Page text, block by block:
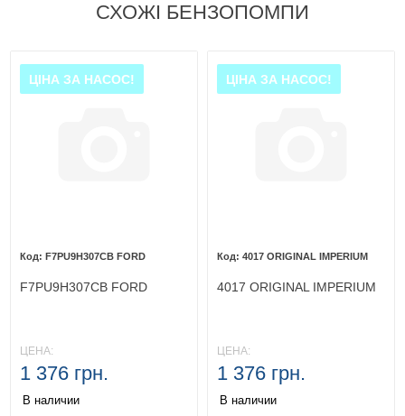
СХОЖІ БЕНЗОПОМПИ
ЦІНА ЗА НАСОС!
F7PU9H307CB FORD
F7PU9H307CB FORD
ЦЕНА:
1 376 грн.
В наличии
ЦІНА ЗА НАСОС!
4017 ORIGINAL IMPERIUM
4017 ORIGINAL IMPERIUM
ЦЕНА:
1 376 грн.
В наличии